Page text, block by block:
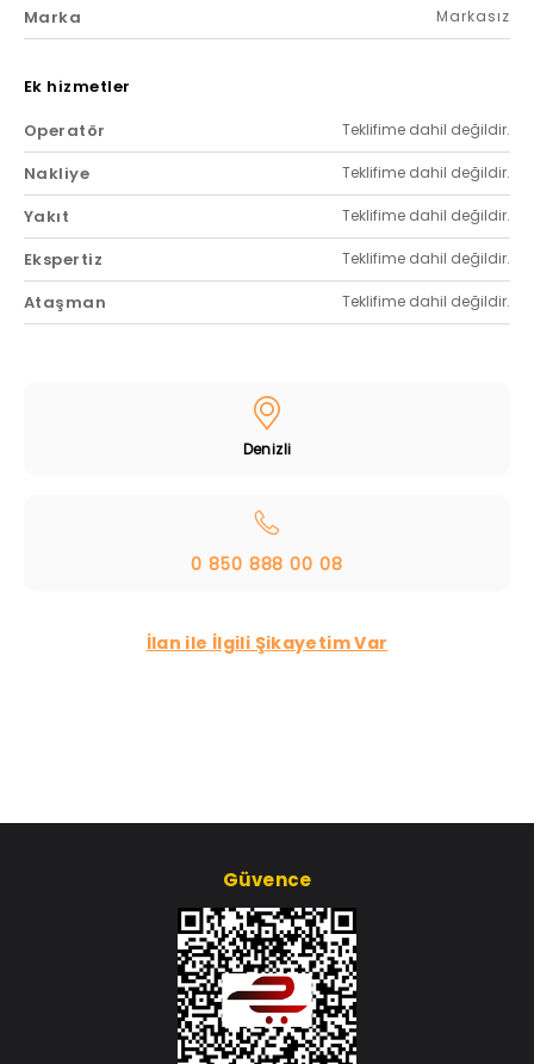
Marka Markasız
Ek hizmetler
Operatör
Teklifime dahil değildir.
Nakliye Teklifime dahil değildir.
Yakıt Teklifime dahil değildir.
Ekspertiz Teklifime dahil değildir.
Ataşman Teklifime dahil değildir.
Denizli
0 850 888 00 08
İlan ile İlgili Şikayetim Var
Güvence